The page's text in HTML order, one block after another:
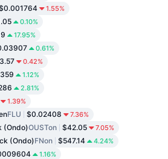
1.55%
0.10%
17.95%
0.61%
0.42%
1.12%
2.81%
1.39%
FLU $0.02408 7.36%
(Ondo)OUSTon $42.05 7.05%
(Ondo)FNon $547.14 4.24%
1.16%